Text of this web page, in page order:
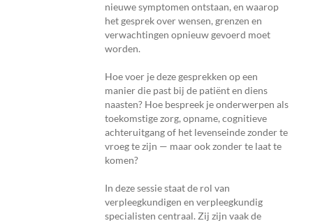
nieuwe symptomen ontstaan, en waarop
het gesprek over wensen, grenzen en
verwachtingen opnieuw gevoerd moet
worden.
Hoe voer je deze gesprekken op een
manier die past bij de patiënt en diens
naasten? Hoe bespreek je onderwerpen als
toekomstige zorg, opname, cognitieve
achteruitgang of het levenseinde zonder te
vroeg te zijn — maar ook zonder te laat te
komen?
In deze sessie staat de rol van
verpleegkundigen en verpleegkundig
specialisten centraal. Zij zijn vaak de